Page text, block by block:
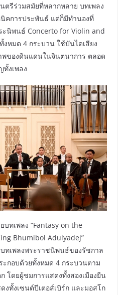
ตรีร่วมสมัยที่หลากหลาย บทเพลง
คการประพันธ์ แต่ก็มีทำนองที่
ะนิพนธ์ Concerto for Violin and
ทั้งหมด 4 กระบวน ใช้บันไดเสียง
พของดินแดนในจินตนาการ ตลอด
งเพลง
บทเพลง “Fantasy on the
Bhumibol Adulyadej”
บทเพลงพระราชนิพนธ์ของรัชกาล
กอบด้วยทั้งหมด 4 กระบวนตาม
โดยผู้ชมการแสดงทั้งสองเมืองยืน
งทั้งเซนต์ปีเตอส์เบิร์ก และมอสโก